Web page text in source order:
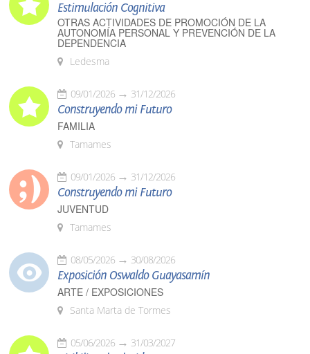
Estimulación Cognitiva
OTRAS ACTIVIDADES DE PROMOCIÓN DE LA
AUTONOMÍA PERSONAL Y PREVENCIÓN DE LA
DEPENDENCIA
Ledesma
09/01/2026 31/12/2026
Construyendo mi Futuro
FAMILIA
Tamames
09/01/2026 31/12/2026
Construyendo mi Futuro
JUVENTUD
Tamames
08/05/2026 30/08/2026
Exposición Oswaldo Guayasamín
ARTE / EXPOSICIONES
Santa Marta de Tormes
05/06/2026 31/03/2027